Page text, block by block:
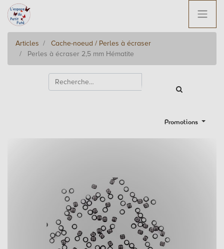
Articles
Cache-noeud / Perles à écraser
Perles à écraser 2,5 mm Hématite
Promotions